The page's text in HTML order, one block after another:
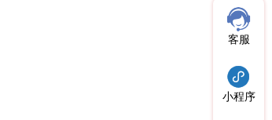
客服
小程序